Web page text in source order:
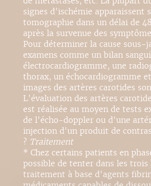
signes d'ischémie apparaissent
tomographie dans un délai de
après la survenue des
Pour déterminer la cause sous-
examens comme un bilan
électrocardiogramme, une
thorax, un échocardiogramme
images des artères carotides
L'évaluation des artères
est réalisée au moyen de tests
de l'écho-doppler ou d'une
injection d'un produit de
? Traitement
* Chez certains patients en
possible de tenter dans les trois
traitement à base d'agents